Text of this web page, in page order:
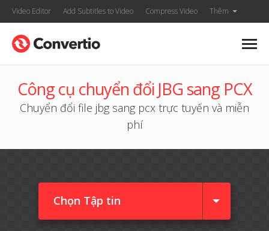
Video Editor Add Subtitles to Video Compress Video Thêm
Công cụ chuyển đổi JBG sang PCX
Chuyển đổi file jbg sang pcx trực tuyến và miễn
phí
Chọn Tập tin